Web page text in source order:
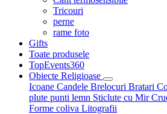
Tricouri
perne
rame foto
Gifts
Toate produsele
TopEvents360
Obiecte Religioase
Icoane Candele Brelocuri Bratari
plute punti lemn Sticlute cu Mir
Forme coliva Litografii